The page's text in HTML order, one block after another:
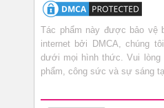
Tác phẩm này được bảo vệ
internet bởi DMCA, chúng
dưới mọi hình thức. Vui lòng
phẩm, công sức và sự sáng